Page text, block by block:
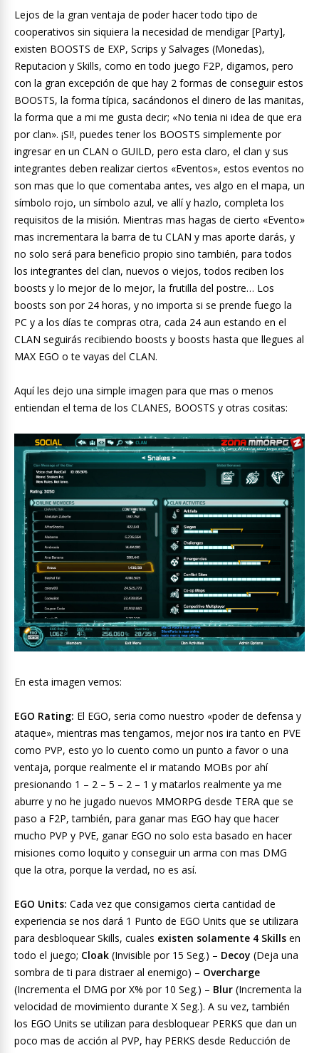
Lejos de la gran ventaja de poder hacer todo tipo de
cooperativos sin siquiera la necesidad de mendigar [Party],
existen BOOSTS de EXP, Scrips y Salvages (Monedas),
Reputacion y Skills, como en todo juego F2P, digamos, pero
con la gran excepción de que hay 2 formas de conseguir estos
BOOSTS, la forma típica, sacándonos el dinero de las manitas,
la forma que a mi me gusta decir; «No tenia ni idea de que era
por clan». ¡SI!, puedes tener los BOOSTS simplemente por
ingresar en un CLAN o GUILD, pero esta claro, el clan y sus
integrantes deben realizar ciertos «Eventos», estos eventos no
son mas que lo que comentaba antes, ves algo en el mapa, un
símbolo rojo, un símbolo azul, ve allí y hazlo, completa los
requisitos de la misión. Mientras mas hagas de cierto «Evento»
mas incrementara la barra de tu CLAN y mas aporte darás, y
no solo será para beneficio propio sino también, para todos
los integrantes del clan, nuevos o viejos, todos reciben los
boosts y lo mejor de lo mejor, la frutilla del postre… Los
boosts son por 24 horas, y no importa si se prende fuego la
PC y a los días te compras otra, cada 24 aun estando en el
CLAN seguirás recibiendo boosts y boosts hasta que llegues al
MAX EGO o te vayas del CLAN.
Aquí les dejo una simple imagen para que mas o menos
entiendan el tema de los CLANES, BOOSTS y otras cositas:
En esta imagen vemos:
EGO Rating: El EGO, seria como nuestro «poder de defensa y
ataque», mientras mas tengamos, mejor nos ira tanto en PVE
como PVP, esto yo lo cuento como un punto a favor o una
ventaja, porque realmente el ir matando MOBs por ahí
presionando 1 – 2 – 5 – 2 – 1 y matarlos realmente ya me
aburre y no he jugado nuevos MMORPG desde TERA que se
paso a F2P, también, para ganar mas EGO hay que hacer
mucho PVP y PVE, ganar EGO no solo esta basado en hacer
misiones como loquito y conseguir un arma con mas DMG
que la otra, porque la verdad, no es así.
EGO Units: Cada vez que consigamos cierta cantidad de
experiencia se nos dará 1 Punto de EGO Units que se utilizara
para desbloquear Skills, cuales existen solamente 4 Skills en
todo el juego; Cloak (Invisible por 15 Seg.) – Decoy (Deja una
sombra de ti para distraer al enemigo) – Overcharge
(Incrementa el DMG por X% por 10 Seg.) – Blur (Incrementa la
velocidad de movimiento durante X Seg.). A su vez, también
los EGO Units se utilizan para desbloquear PERKS que dan un
poco mas de acción al PVP, hay PERKS desde Reducción de